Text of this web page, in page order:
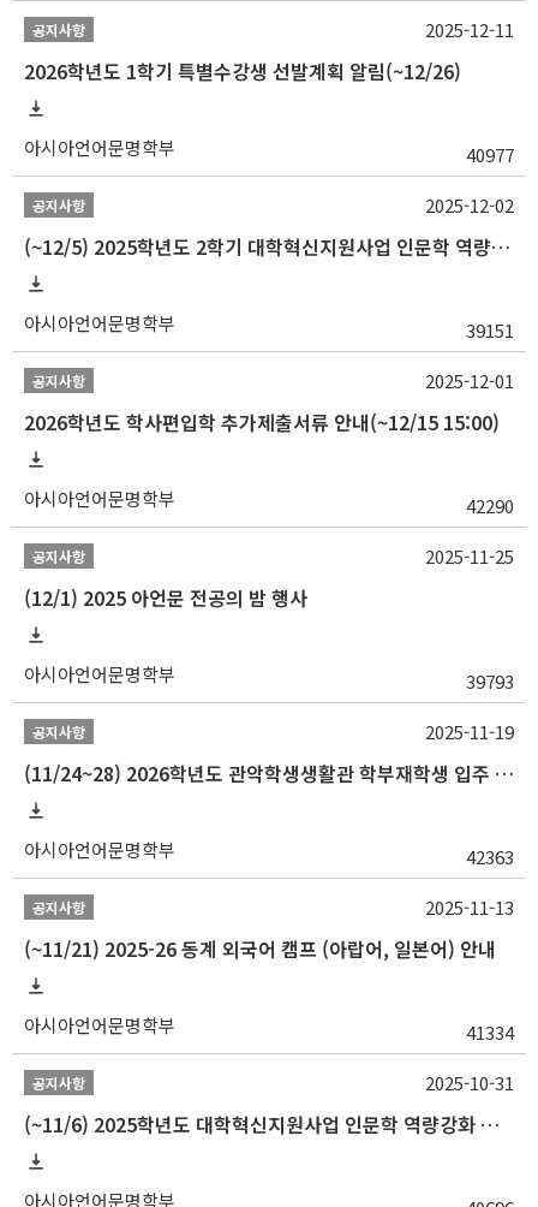
공지사항
2026학년도 1학기 특별수강생 선발계획 알림(~12/26)
아시아언어문명학부 40977
2025-12-11
공지사항
(~12/5) 2025학년도 2학기 대학혁신지원사업 인문학 역량강화 국제학술대회 참가 경비 지원 안내(2차)
아시아언어문명학부 39151
2025-12-02
공지사항
2026학년도 학사편입학 추가제출서류 안내(~12/15 15:00)
아시아언어문명학부 42290
2025-12-01
공지사항
(12/1) 2025 아언문 전공의 밤 행사
아시아언어문명학부 39793
2025-11-25
공지사항
(11/24~28) 2026학년도 관악학생생활관 학부재학생 입주 신청 일정 안내
아시아언어문명학부 42363
2025-11-19
공지사항
(~11/21) 2025-26 동계 외국어 캠프 (아랍어, 일본어) 안내
아시아언어문명학부 41334
2025-11-13
공지사항
(~11/6) 2025학년도 대학혁신지원사업 인문학 역량강화 동계 인턴십 참가자 선발 안내
아시아언어문명학부
2025-10-31